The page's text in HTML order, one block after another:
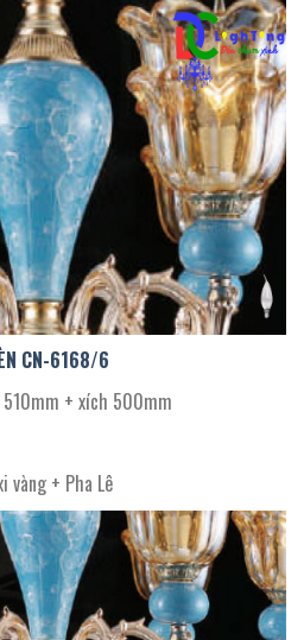
CN-6168/6
510mm + xích 500mm
vàng + Pha Lê